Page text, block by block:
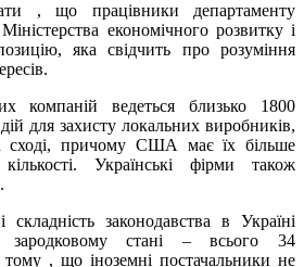
, що працівники департаменту
економічного розвитку і
яка свідчить про розуміння
компаній ведеться близько 1800
для захисту локальних виробників,
сході, причому США має їх більше
Українські фірми також
складність законодавства в Україні
зародковому стані – всього 34
тому , що іноземні постачальники не